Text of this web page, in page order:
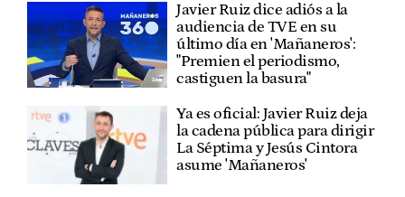
Javier Ruiz dice adiós a la
audiencia de TVE en su
último día en 'Mañaneros':
"Premien el periodismo,
castiguen la basura"
Ya es oficial: Javier Ruiz deja
la cadena pública para dirigir
La Séptima y Jesús Cintora
asume 'Mañaneros'